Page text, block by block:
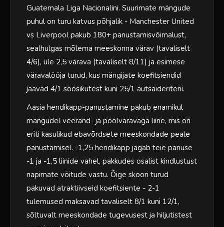
Guatemala Liga Nacionalini. Suurimate mängude
puhul on turu katvus põhjalik - Manchester United
vs Liverpool pakub 180+ panustamisvõimalust,
sealhulgas mõlema meeskonna värav (tavaliselt
4/6), üle 2,5 värava (tavaliselt 8/11) ja esimese
väravalööja turud, kus mängijate koefitsiendid
jäävad 4/1 soosikutest kuni 25/1 autsaideriteni.
Aasia hendikapp-panustamine pakub enamikul
mängudel veerand- ja poolväravaga liine, mis on
eriti kasulikud ebavõrdsete meeskondade peale
panustamisel. -1,25 hendikapp jagab teie panuse
-1 ja -1,5 liinide vahel, pakkudes osalist kindlustust
napimate võitude vastu. Õige skoori turud
pakuvad atraktiivseid koefitsiente - 2-1
tulemused maksavad tavaliselt 8/1 kuni 12/1,
sõltuvalt meeskondade tugevusest ja hiljutistest